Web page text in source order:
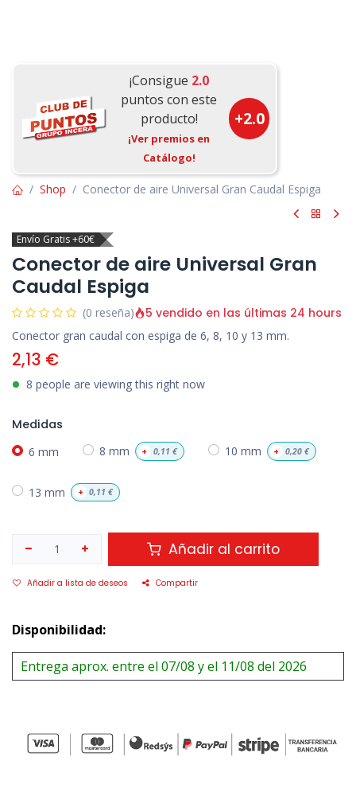
¡Consigue 2.0
puntos con este
producto!
¡Ver premios en
Catálogo!
+2.0
Shop Conector de aire Universal Gran Caudal Espiga
Envío Gratis +60€
Conector de aire Universal Gran
Caudal Espiga
(0 reseña) 5 vendido en las últimas 24 hours
Conector gran caudal con espiga de 6, 8, 10 y 13 mm.
2,13 €
8 people are viewing this right now
Medidas
6 mm 8 mm + 0,11 € 10 mm + 0,20€
13 mm + 0,11 €
Añadir al carrito
Añadir a lista de deseos Compartir
Disponibilidad:
Entrega aprox. entre el 07/08 y el 11/08 del 2026